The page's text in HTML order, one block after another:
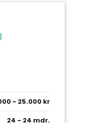
- 25.000 kr
24 - 24 mdr.